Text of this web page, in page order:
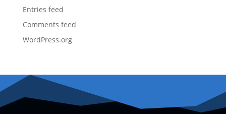
Entries feed
Comments feed
WordPress.org